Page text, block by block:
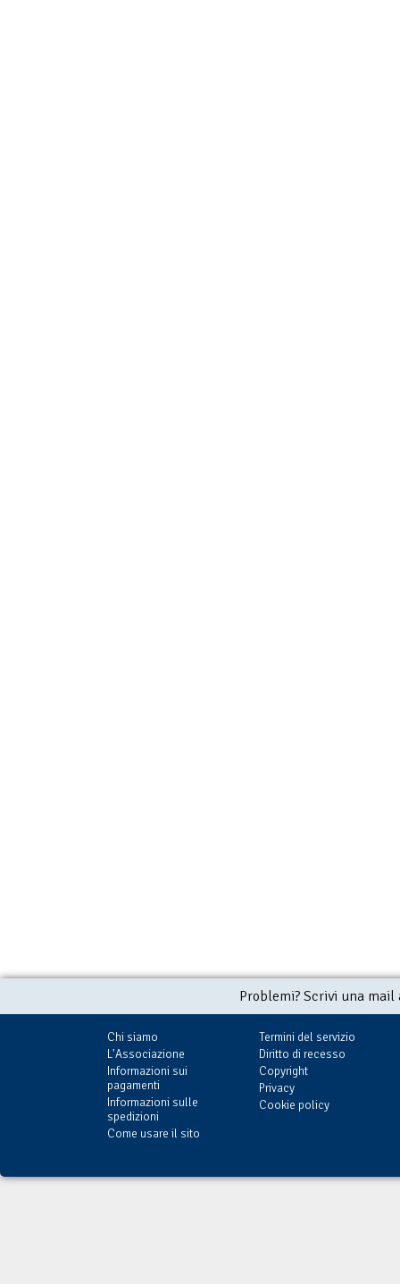
Problemi? Scrivi una
Chi siamo
L'Associazione
Informazioni sui
pagamenti
Informazioni sulle
spedizioni
Come usare il sito
Termini del servizio
Diritto di recesso
Copyright
Privacy
Cookie policy